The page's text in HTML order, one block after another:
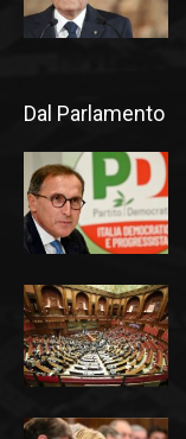
Dal Parlamento